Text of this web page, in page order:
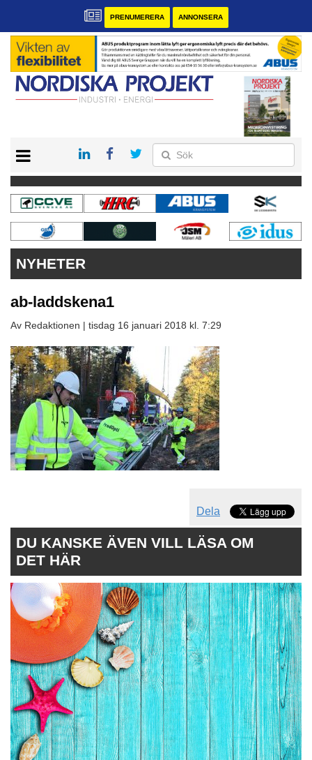
PRENUMERERA ANNONSERA
KONTAKT
VÅRA ANDRA MAGASIN
PRENUMERERA
ANNONSERA
NYHETER
ab-laddskena1
Av Redaktionen | tisdag 16 januari 2018 kl. 7:29
Dela
DU KANSKE ÄVEN VILL LÄSA OM
DET HÄR